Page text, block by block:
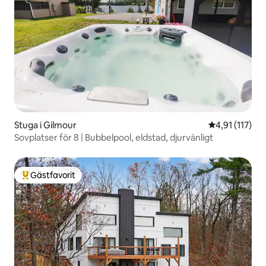
Stuga i Gilmour 4,91 av 5 i
4,91 (117)
Sovplatser för 8 | Bubbelpool, eldstad, djurvänligt
Populär gästfavorit
Gästfavorit